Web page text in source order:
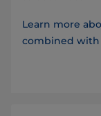
Learn more
combined